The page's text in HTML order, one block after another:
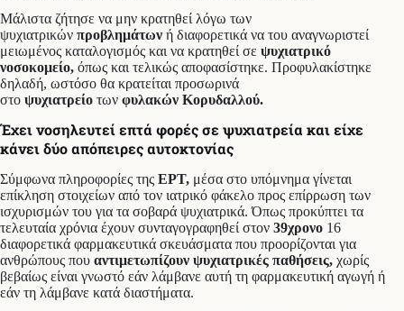
Μάλιστα ζήτησε να μην κρατηθεί λόγω των
ψυχιατρικών προβλημάτων ή διαφορετικά να του αναγνωριστεί
μειωμένος καταλογισμός και να κρατηθεί σε ψυχιατρικό
νοσοκομείο, όπως και τελικώς αποφασίστηκε. Προφυλακίστηκε
δηλαδή, ωστόσο θα κρατείται προσωρινά
στο ψυχιατρείο των φυλακών Κορυδαλλού.
Έχει νοσηλευτεί επτά φορές σε ψυχιατρεία και είχε
κάνει δύο απόπειρες αυτοκτονίας
Σύμφωνα πληροφορίες της ΕΡΤ, μέσα στο υπόμνημα γίνεται
επίκληση στοιχείων από τον ιατρικό φάκελο προς επίρρωση των
ισχυρισμών του για τα σοβαρά ψυχιατρικά. Όπως προκύπτει τα
τελευταία χρόνια έχουν συνταγογραφηθεί στον 39χρονο 16
διαφορετικά φαρμακευτικά σκευάσματα που προορίζονται για
ανθρώπους που αντιμετωπίζουν ψυχιατρικές παθήσεις, χωρίς
βεβαίως είναι γνωστό εάν λάμβανε αυτή τη φαρμακευτική αγωγή ή
εάν τη λάμβανε κατά διαστήματα.